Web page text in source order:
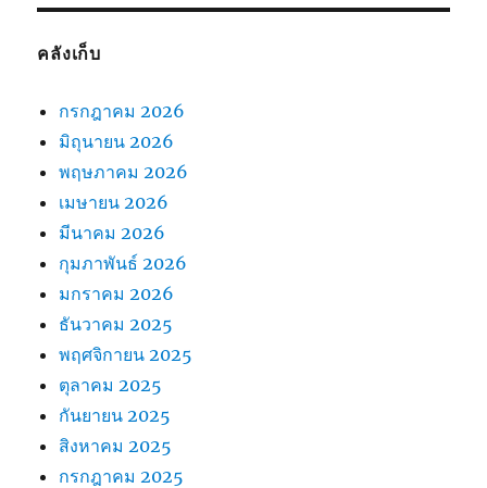
คลังเก็บ
กรกฎาคม 2026
มิถุนายน 2026
พฤษภาคม 2026
เมษายน 2026
มีนาคม 2026
กุมภาพันธ์ 2026
มกราคม 2026
ธันวาคม 2025
พฤศจิกายน 2025
ตุลาคม 2025
กันยายน 2025
สิงหาคม 2025
กรกฎาคม 2025